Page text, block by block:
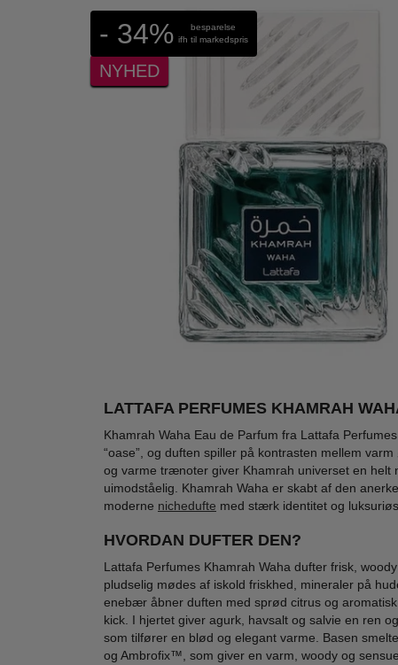
- 34%
besparelse
ifh til markedspris
NYHED
LATTAFA PERFUMES KHAMRAH
Khamrah Waha Eau de Parfum fra Lattafa
“oase”, og duften spiller på kontrasten mellem
og varme trænoter giver Khamrah universet en helt
uimodståelig. Khamrah Waha er skabt af den
moderne nichedufte med stærk identitet og luksuriøs
HVORDAN DUFTER DEN?
Lattafa Perfumes Khamrah Waha dufter frisk,
pludselig mødes af iskold friskhed, mineraler på
enebær åbner duften med sprød citrus og
kick. I hjertet giver agurk, havsalt og salvie en ren
som tilfører en blød og elegant varme. Basen
og Ambrofix™, som giver en varm, woody og
-70%
Lattafa Perfumes -
Qaed Al Fursan
Unlimited - 90 ml -
Edp
400,00
119,00
-62%
Lattafa Perfumes -
Sherif Eau de
Parfum - 100 ml
500,00
189,00
-